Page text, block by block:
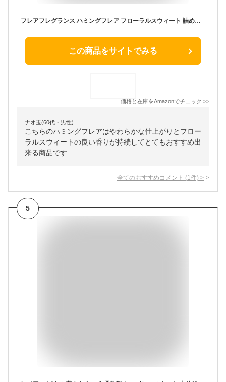
フレアフレグランス ハミングフレア フローラルスウィート 詰め替え大容量 2500ml
この商品をサイトでみる
価格と在庫をAmazonでチェック >>
ナオ玉(60代・男性)
こちらのハミングフレアはやわらかな仕上がりとフロー
ラルスウィートの良い香りが持続してとてもおすすめ出
来る商品です
全てのおすすめコメント (1 件) >
5